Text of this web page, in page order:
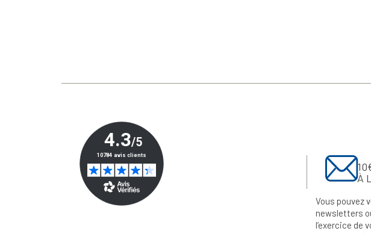
À
Vous pouvez
newsletters
l’exercice de